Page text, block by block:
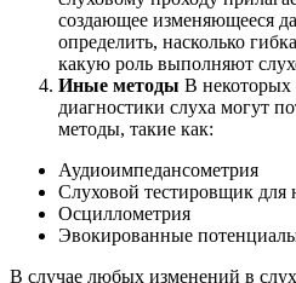
создающее изменяющееся
определить, насколько
какую роль выполняют
Иные методы В некоторых
диагностики слуха могут
методы, такие как:
Аудиоимпедансометрия
Слуховой тестировщик
Осциллометрия
Эвокированные
В случае любых изменений в